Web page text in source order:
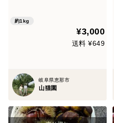
約1kg
¥3,000
送料 ¥649
岐阜県恵那市
山猫園